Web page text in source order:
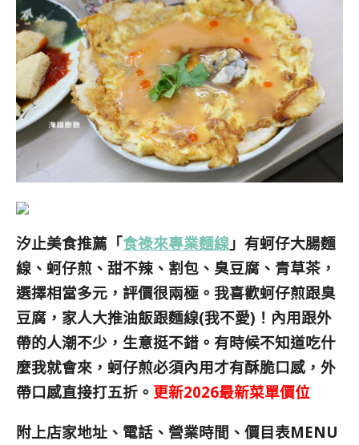
汐止美食推薦「食祿來專業麵線 」有蚵仔大腸麵
線、蚵仔煎、甜不辣、割包、臭豆腐、青草茶，
選擇相當多元，評價很兩極。我喜歡蚵仔煎跟臭
豆腐，家人大推油飯跟麵線(我不愛)！內用跟外
帶的人潮不少，生意挺不錯。有時候不知道吃什
麼我就會來，蚵仔煎必須內用才有酥脆口感，外
帶口感直接打五折。 更新2026最新菜單價位
附上店家地址、電話、營業時間、價目表MENU